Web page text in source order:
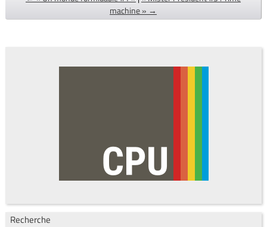
machine » →
Recherche